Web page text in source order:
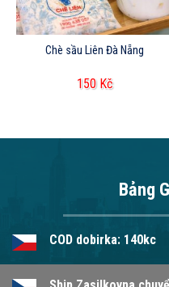
Chè sầu Liên Đà Nẵng
150 Kč
Bảng
COD dobirka: 140kc